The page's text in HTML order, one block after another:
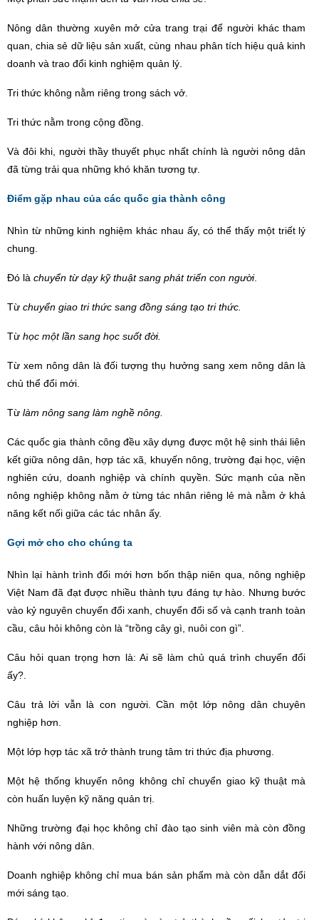
Nông dân thường xuyên mở cửa trang trại để người khác tham
quan, chia sẻ dữ liệu sản xuất, cùng nhau phân tích hiệu quả kinh
doanh và trao đổi kinh nghiệm quản lý.
Tri thức không nằm riêng trong sách vở.
Tri thức nằm trong cộng đồng.
Và đôi khi, người thầy thuyết phục nhất chính là người nông dân
đã từng trải qua những khó khăn tương tự.
Điểm gặp nhau của các quốc gia thành công
Nhìn từ những kinh nghiệm khác nhau ấy, có thể thấy một triết lý
chung.
Đó là chuyển từ dạy kỹ thuật sang phát triển con người.
Từ chuyển giao tri thức sang đồng sáng tạo tri thức.
Từ học một lần sang học suốt đời.
Từ xem nông dân là đối tượng thụ hưởng sang xem nông dân là
chủ thể đổi mới.
Từ làm nông sang làm nghề nông.
Các quốc gia thành công đều xây dựng được một hệ sinh thái liên
kết giữa nông dân, hợp tác xã , khuyến nông, trường đại học, viện
nghiên cứu, doanh nghiệp và chính quyền. Sức mạnh của nền
nông nghiệp không nằm ở từng tác nhân riêng lẻ mà nằm ở khả
năng kết nối giữa các tác nhân ấy.
Gợi mở cho cho chúng ta
Nhìn lại hành trình đổi mới hơn bốn thập niên qua, nông nghiệp
Việt Nam đã đạt được nhiều thành tựu đáng tự hào.
Nhưng bước
vào kỷ nguyên chuyển đổi xanh, chuyển đổi số và cạnh tranh toàn
cầu, câu hỏi không còn là “trồng cây gì , nuôi con gì”.
Câu hỏi quan trọng hơn là: Ai sẽ làm chủquátrình chuyển đổi
ấy?
Câu trả lời vẫn là con người. Cần một lớp nông dân chuyên
nghiệp hơn.
Một lớp hợp tác xã trở thành trung tâm tri thức địa phương.
Một hệ thống khuyến nông không chỉ chuyển giao kỹ thuật mà
còn huấn luyện kỹ năng quản trị.
Những trường đại học không chỉ đào tạo sinh viên mà còn đồng
hành với nông dân.
Doanh nghiệp không chỉ mua bán sản phẩm mà còn dẫn dắt đổi
mới sáng tạo.